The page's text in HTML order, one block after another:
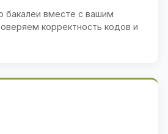
бакалеи вместе с вашим
корректность кодов и